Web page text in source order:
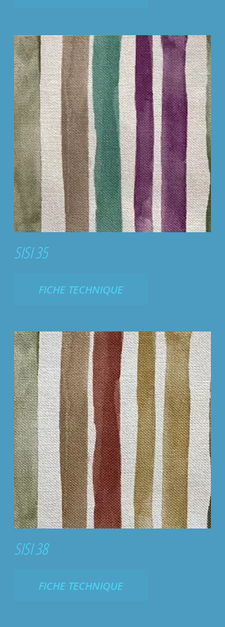
SISI 35
FICHE TECHNIQUE
SISI 38
FICHE TECHNIQUE